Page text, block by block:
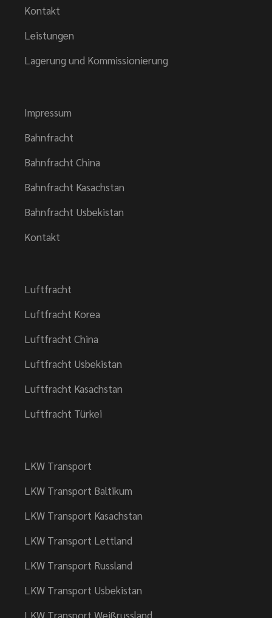
Kontakt
Leistungen
Lagerung und Kommissionierung
Impressum
Bahnfracht
Bahnfracht China
Bahnfracht Kasachstan
Bahnfracht Usbekistan
Kontakt
Luftfracht
Luftfracht Korea
Luftfracht China
Luftfracht Usbekistan
Luftfracht Kasachstan
Luftfracht Türkei
LKW Transport
LKW Transport Baltikum
LKW Transport Kasachstan
LKW Transport Lettland
LKW Transport Russland​​
LKW Transport Usbekistan
LKW Transport Weißrussland